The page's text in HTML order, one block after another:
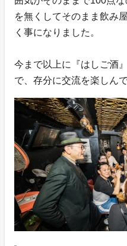
を無くしてそのまま飲み
く事になりました。
今まで以上に『はしご酒
で、存分に交流を楽しん